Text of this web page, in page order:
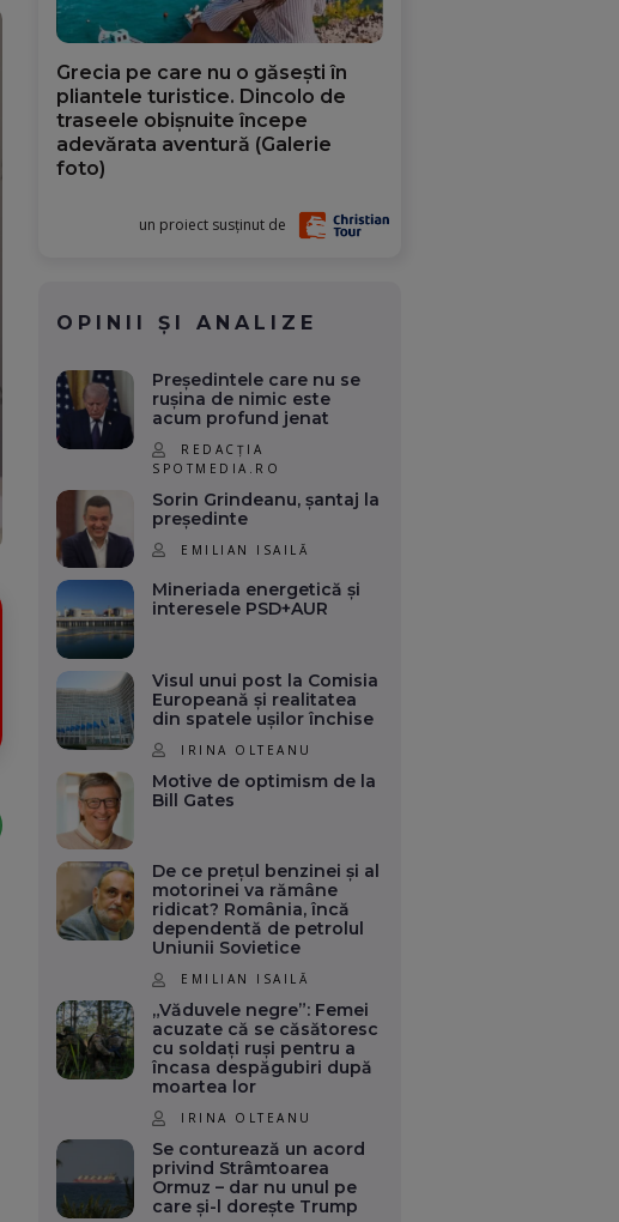
Grecia pe care nu o găsești în
pliantele turistice. Dincolo de
traseele obișnuite începe
adevărata aventură (Galerie
foto)
un proiect susținut de
OPINII ȘI ANALIZE
Președintele care nu se
rușina de nimic este
acum profund jenat
REDACȚIA
SPOTMEDIA.RO
Sorin Grindeanu, șantaj la
președinte
EMILIAN ISAILĂ
Mineriada energetică și
interesele PSD+AUR
Visul unui post la Comisia
Europeană și realitatea
din spatele ușilor închise
IRINA OLTEANU
Motive de optimism de la
Bill Gates
De ce prețul benzinei și al
motorinei va rămâne
ridicat? România, încă
dependentă de petrolul
Uniunii Sovietice
EMILIAN ISAILĂ
„Văduvele negre”: Femei
acuzate că se căsătoresc
cu soldați ruși pentru a
încasa despăgubiri după
moartea lor
IRINA OLTEANU
Se conturează un acord
privind Strâmtoarea
Ormuz – dar nu unul pe
care și-l dorește Trump